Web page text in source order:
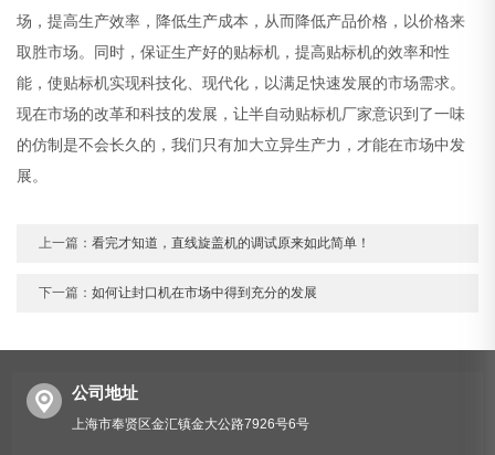
场，提高生产效率，降低生产成本，从而降低产品价格，以价格来
取胜市场。同时，保证生产好的贴标机，提高贴标机的效率和性
能，使贴标机实现科技化、现代化，以满足快速发展的市场需求。
现在市场的改革和科技的发展，让半自动贴标机厂家意识到了一味
的仿制是不会长久的，我们只有加大立异生产力，才能在市场中发
展。
上一篇：看完才知道，直线旋盖机的调试原来如此简单！
下一篇：如何让封口机在市场中得到充分的发展
公司地址
上海市奉贤区金汇镇金大公路7926号6号